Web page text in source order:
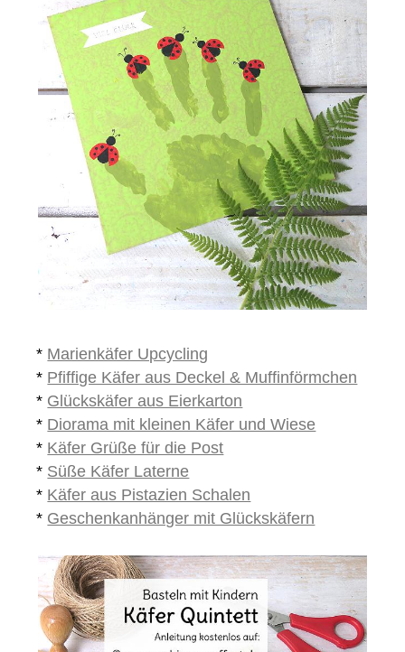
* Marienkäfer Upcycling
* Pfiffige Käfer aus Deckel & Muffinförmchen
* Glückskäfer aus Eierkarton
* Diorama mit kleinen Käfer und Wiese
* Käfer Grüße für die Post
* Süße Käfer Laterne
* Käfer aus Pistazien Schalen
* Geschenkanhänger mit Glückskäfern